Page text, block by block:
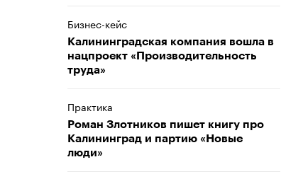
Бизнес-кейс
Калининградская компания вошла в
нацпроект «Производительность
труда»
Практика
Роман Злотников пишет книгу про
Калининград и партию «Новые
люди»